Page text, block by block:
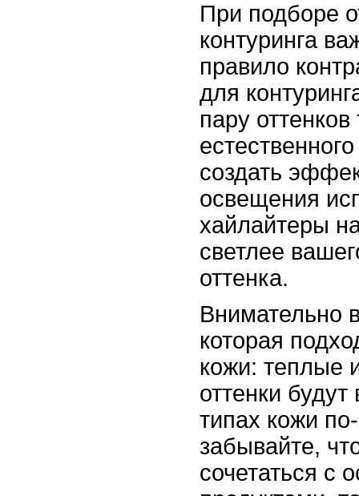
При подборе
контуринга
правило
для
пару
создать
освещения
хайлайтеры
светлее
оттенка.
Внимательно
которая
кожи: теплые
оттенки
типах кожи
забывайте,
сочетаться с